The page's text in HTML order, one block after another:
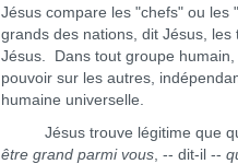
Jésus compare les "chefs" ou
grands des nations, dit Jésus,
Jésus. Dans tout groupe
pouvoir sur les autres,
humaine universelle.
Jésus trouve légitime que
être grand parmi vous, -- dit-il --